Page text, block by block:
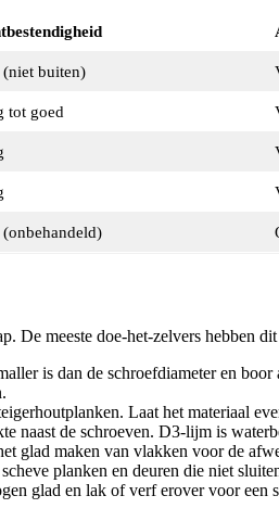
(niet buiten)
tot goed
(onbehandeld)
De meeste doe-het-zelvers hebben
is dan de schroefdiameter en
Laat het materiaal
naast de schroeven. D3-lijm is
glad maken van vlakken voor de
planken en deuren die niet
glad en lak of verf erover voor